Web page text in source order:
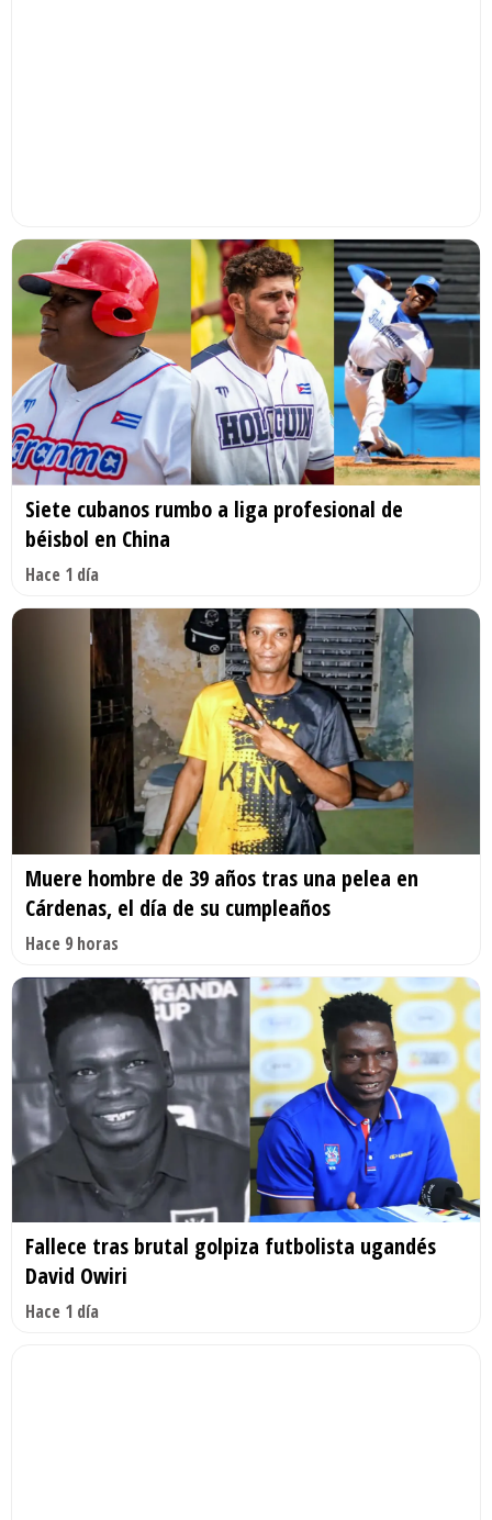
Siete cubanos rumbo a liga profesional de
béisbol en China
Hace 1 día
Muere hombre de 39 años tras una pelea en
Cárdenas, el día de su cumpleaños
Hace 9 horas
Fallece tras brutal golpiza futbolista ugandés
David Owiri
Hace 1 día